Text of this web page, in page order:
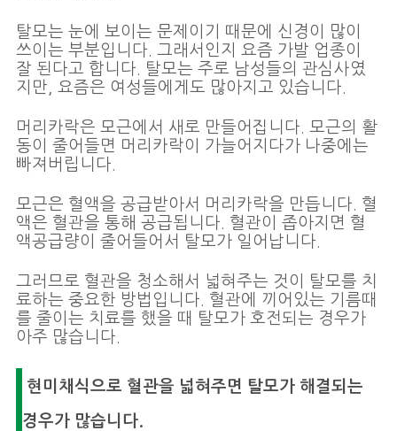
탈모는 눈에 보이는 문제이기 때문에 신경이 많이
쓰이는 부분입니다. 그래서인지 요즘 가발 업종이
잘 된다고 합니다. 탈모는 주로 남성들의 관심사였
지만, 요즘은 여성들에게도 많아지고 있습니다.
머리카락은 모근에서 새로 만들어집니다. 모근의 활
동이 줄어들면 머리카락이 가늘어지다가 나중에는
빠져버립니다.
모근은 혈액을 공급받아서 머리카락을 만듭니다. 혈
액은 혈관을 통해 공급됩니다. 혈관이 좁아지면 혈
액공급량이 줄어들어서 탈모가 일어납니다.
그러므로 혈관을 청소해서 넓혀주는 것이 탈모를 치
료하는 중요한 방법입니다. 혈관에 끼어있는 기름때
를 줄이는 치료를 했을 때 탈모가 호전되는 경우가
아주 많습니다.
현미채식으로 혈관을 넓혀주면 탈모가 해결되는
경우가 많습니다.